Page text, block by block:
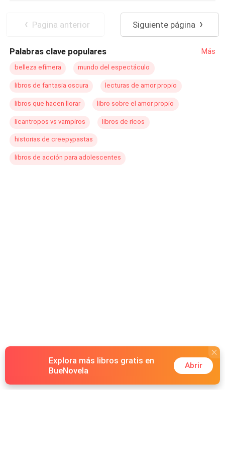
POV en tercera persona De Odio al Amor
Pagina anterior Siguiente página
Palabras clave populares Más
belleza efímera mundo del espectáculo
libros de fantasia oscura lecturas de amor propio
libros que hacen llorar libro sobre el amor propio
licantropos vs vampiros libros de ricos
historias de creepypastas
libros de acción para adolescentes
Explora más libros gratis en
BueNovela
Abrir